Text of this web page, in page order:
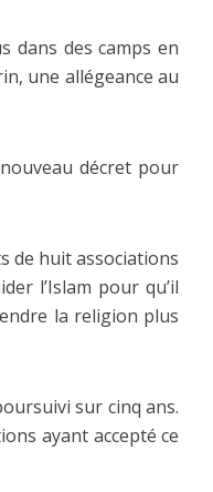
dans des camps en
une allégeance au
décret pour
de huit associations
l’Islam pour qu’il
la religion plus
sur cinq ans.
ayant accepté ce